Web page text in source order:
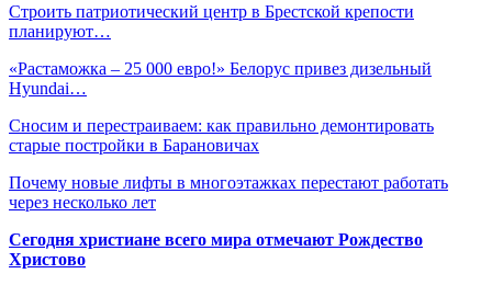
Строить патриотический центр в Брестской крепости
планируют…
«Растаможка – 25 000 евро!» Белорус привез дизельный
Hyundai…
Сносим и перестраиваем: как правильно демонтировать
старые постройки в Барановичах
Почему новые лифты в многоэтажках перестают работать
через несколько лет
Сегодня христиане всего мира отмечают Рождество
Христово